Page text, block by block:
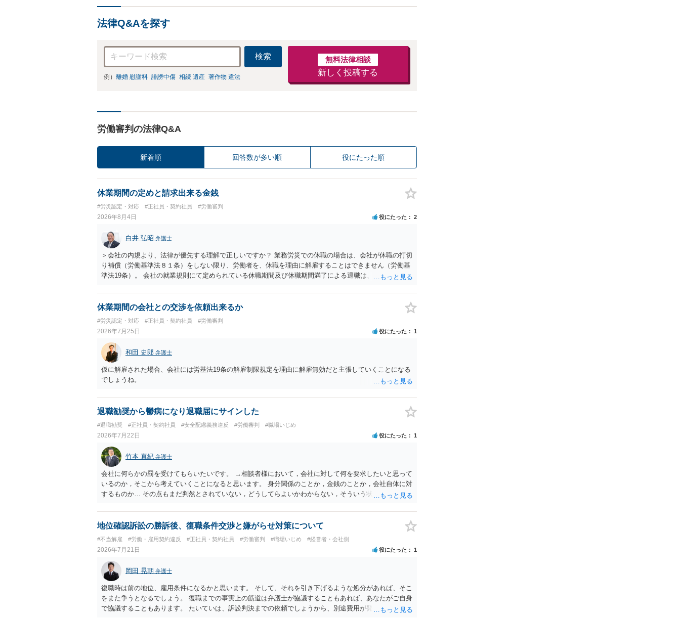
法律Q&Aを探す
検索
例） 離婚 慰謝料 誹謗中傷 相続 遺産 著作物 違法
無料法律相談
新しく投稿する
労働審判の法律Q&A
新着順 回答数が多い順 役にたった順
休業期間の定めと請求出来る金銭
#労災認定・対応 #正社員・契約社員 #労働審判
2026年8月4日 役にたった 2
白井 弘昭 弁護士
＞会社の内規より、法律が優先する理解で正しいですか？ 業務労災での休職の場合は、会社が休職の打切
り補償（労働基準法８１条）をしない限り、労働者を、休職を理由に解雇することはできません（労働基
準法19条）。 会社の就業規則にて定められている休職期間及び休職期間満了による退職は、業務労災への
たります。 ＞労災の休業補償と、所得補償保険の保険金とは別に、受け取れる金銭はありますでしょう
か？ 業務労災の場合は、会社の安全配慮義務違反が認められると解されますので、会社の損害賠償責任
と思われます。 また、業務労災での第三者行為傷害（同僚の不注意等による事故）の場合は、当該第三者
の賠償責任も考えられます。 労災で支払われた分は、損害額から控除（損益相殺）されますが、それを超
えた部分は、会社もしくは、第三者から支払ってもらうことになります。 会社等との交渉が必要になると
思います（良い会社でしたら、自ら話してくると思いますが・・・）。極めて専門的な話ですので、詳細
もしくは対応を最寄りの弁護士にご相談ください。 以上、ご参考まで。
休業期間の会社との交渉を依頼出来るか
#労災認定・対応 #正社員・契約社員 #労働審判
2026年7月25日 役にたった 1
和田 史郎 弁護士
仮に解雇された場合、会社には労基法19条の解雇制限規定を理由に解雇無効だと主張していくことになる
でしょうね。
退職勧奨から鬱病になり退職届にサインした
#退職勧奨 #正社員・契約社員 #安全配慮義務違反 #労働審判 #職場いじめ
2026年7月22日 役にたった 1
竹本 真紀 弁護士
会社に何らかの罰を受けてもらいたいです。 →相談者様において，会社に対して何を要求したいと思って
いるのか，そこから考えていくことになると思います。 身分関係のことか，金銭のことか，会社自体に対
するものか… その点もまだ判然とされていない，どうしてらよいかわからない，そういう状態なのであれ
地位確認訴訟の勝訴後、復職条件交渉と嫌がらせ対策について
#不当解雇 #労働・雇用契約違反 #正社員・契約社員 #労働審判 #職場いじめ #経営者・会社側
2026年7月21日 役にたった 1
岡田 晃朝 弁護士
復職時は前の地位、雇用条件になるかと思います。 そして、それを引き下げるような処分があれば、そこ
をまた争うとなるでしょう。 復職までの事実上の筋道は弁護士が協議することもあれば、あなたがご自身
で協議することもあります。 たいていは、訴訟判決までの依頼でしょうから、別途費用が発生することも